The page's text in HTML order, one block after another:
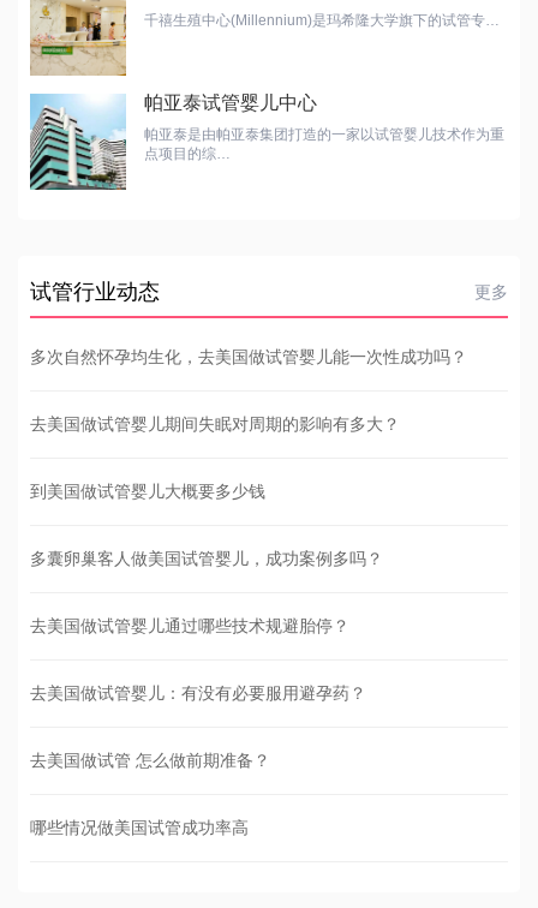
千禧生殖中心(Millennium)是玛希隆大学旗下的试管专…
帕亚泰试管婴儿中心
帕亚泰是由帕亚泰集团打造的一家以试管婴儿技术作为重
点项目的综…
试管行业动态 更多
多次自然怀孕均生化，去美国做试管婴儿能一次性成功吗？
去美国做试管婴儿期间失眠对周期的影响有多大？
到美国做试管婴儿大概要多少钱
多囊卵巢客人做美国试管婴儿，成功案例多吗？
去美国做试管婴儿通过哪些技术规避胎停？
去美国做试管婴儿：有没有必要服用避孕药？
去美国做试管 怎么做前期准备？
哪些情况做美国试管成功率高